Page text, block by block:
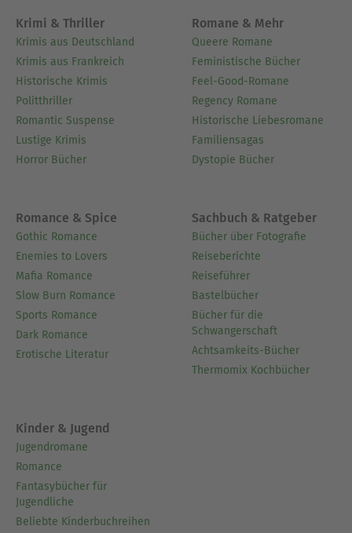
anderer Meinung als der Geistliche?« fragte
Parker in gewohnt höflicher Art.
Ausblenden
Krimi & Thriller
Krimis aus Deutschland
Krimis aus Frankreich
Historische Krimis
Politthriller
Romantic Suspense
Lustige Krimis
Horror Bücher
Romane & Mehr
Queere Romane
Feministische Bücher
Feel-Good-Romane
Regency Romane
Historische Liebesromane
Familiensagas
Dystopie Bücher
Romance & Spice
Gothic Romance
Enemies to Lovers
Mafia Romance
Slow Burn Romance
Sports Romance
Dark Romance
Erotische Literatur
Sachbuch & Ratgeber
Bücher über Fotografie
Reiseberichte
Reiseführer
Bastelbücher
Bücher für die
Schwangerschaft
Achtsamkeits-Bücher
Thermomix Kochbücher
Kinder & Jugend
Jugendromane
Romance
Fantasybücher für
Jugendliche
Beliebte Kinderbuchreihen